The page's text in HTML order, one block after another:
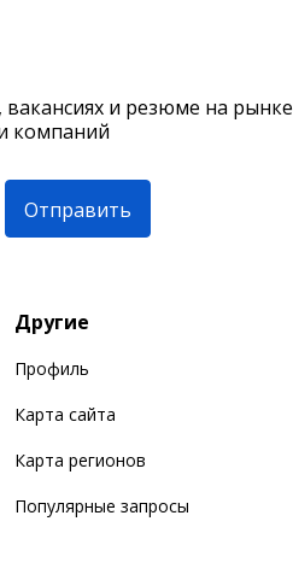
и резюме на рынке
компаний
Отправить
Другие
Профиль
Карта сайта
Карта регионов
Популярные запросы